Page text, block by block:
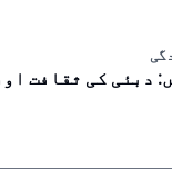
دبئی کی ثقافت